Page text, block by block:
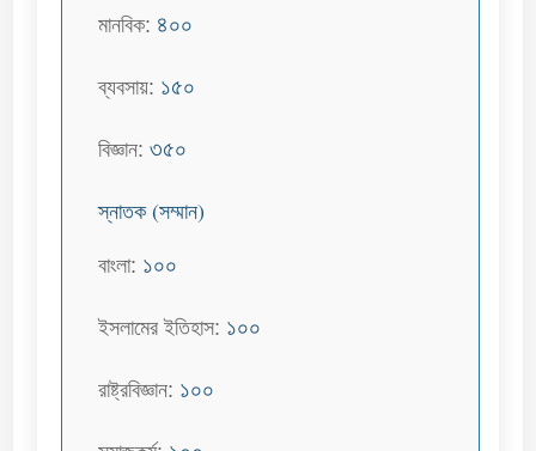
মানবিক: ৪০০
ব্যবসায়: ১৫০
বিজ্ঞান:৩৫০
স্নাতক (সম্মান)
বাংলা: ১০০
ইসলামের ইতিহাস: ১০০
রাষ্ট্রবিজ্ঞান: ১০০